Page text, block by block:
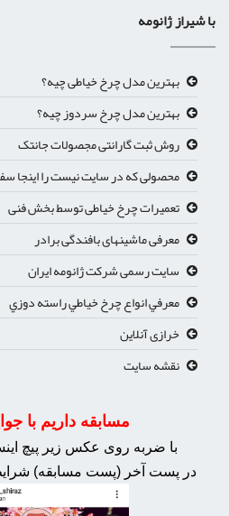
با شیراز ژانومه
بهترین مدل چرخ خیاطی چیه؟
بهترین مدل چرخ سردوز چیه؟
روش ثبت گارانتی مجصولات جانتک
محصولی که در سایت نیست را اینجا
تعمیرات چرخ خیاطی توسط بخش فنی
معرفی ماشینهای بافندگی برادر
سایت رسمی شرکت ژانومه ایران
معرفي انواع چرخ خياطي راسته دوزي
خرازی آنلاین
نقشه سایت
مسابقه داریم با
با ضربه روی عکس زیر پیچ
در پست آخر (پست مسابقه)